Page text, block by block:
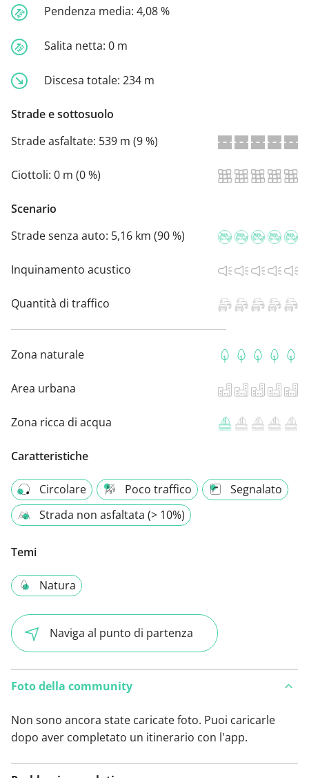
Pendenza media: 4,08 %
Salita netta: 0 m
Discesa totale: 234 m
Strade e sottosuolo
Strade asfaltate: 539 m (9 %)
Ciottoli: 0 m (0 %)
Scenario
Strade senza auto: 5,16 km (90 %)
Inquinamento acustico
Quantità di traffico
Zona naturale
Area urbana
Zona ricca di acqua
Caratteristiche
Circolare Poco traffico
Segnalato
Strada non asfaltata (> 10%)
Temi
Natura
Naviga al punto di partenza
Foto della community
Non sono ancora state caricate foto. Puoi caricarle
dopo aver completato un itinerario con l'app.